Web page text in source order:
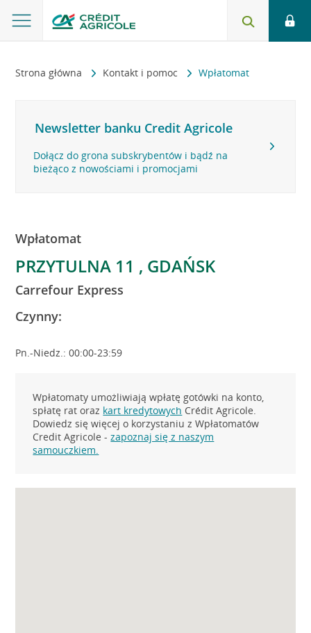
Strona główna Kontakt i pomoc Wpłatomat
Newsletter banku Credit Agricole
Dołącz do grona subskrybentów i bądź na
bieżąco z nowościami i promocjami
Wpłatomat
PRZYTULNA 11 , GDAŃSK
Carrefour Express
Czynny:
Pn.-Niedz.: 00:00-23:59
Wpłatomaty umożliwiają wpłatę gotówki na konto,
spłatę rat oraz kart kredytowych Crédit Agricole.
Dowiedz się więcej o korzystaniu z Wpłatomatów
Credit Agricole -zapoznaj się z naszym
samouczkiem.